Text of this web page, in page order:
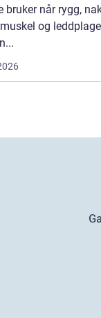
bruker når rygg,
og